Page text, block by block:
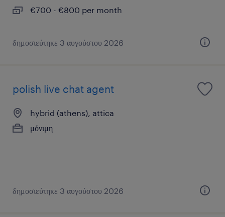
€700 - €800 per month
δημοσιεύτηκε 3 αυγούστου 2026
polish live chat agent
hybrid (athens), attica
μόνιμη
δημοσιεύτηκε 3 αυγούστου 2026